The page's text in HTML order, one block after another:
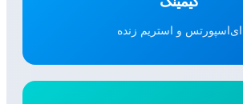
ای‌اسپورتس و استریم زنده